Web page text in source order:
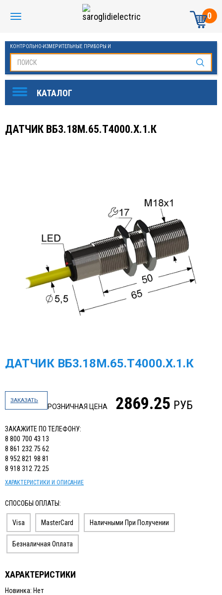
0
КОНТРОЛЬНО-ИЗМЕРИТЕЛЬНЫЕ ПРИБОРЫ И
ДАТЧИК ВБ3.18М.65.Т4000.Х.1.К
ДАТЧИК ВБ3.18М.65.Т4000.Х.1.К
ЗАКАЗАТЬ
РОЗНИЧНАЯ ЦЕНА 2869.25 РУБ
ЗАКАЖИТЕ ПО ТЕЛЕФОНУ:
8 800 700 43 13
8 861 232 75 62
8 952 821 98 81
8 918 312 72 25
ХАРАКТЕРИСТИКИ И ОПИСАНИЕ
СПОСОБЫ ОПЛАТЫ:
Visa MasterCard Наличными При Получении
Безналичная Оплата
ХАРАКТЕРИСТИКИ
Новинка: Нет